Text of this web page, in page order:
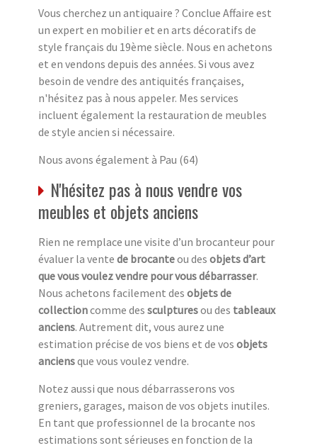
Vous cherchez un antiquaire ? Conclue Affaire est
un expert en mobilier et en arts décoratifs de
style français du 19ème siècle. Nous en achetons
et en vendons depuis des années. Si vous avez
besoin de vendre des antiquités françaises,
n'hésitez pas à nous appeler. Mes services
incluent également la restauration de meubles
de style ancien si nécessaire.
Nous avons également à Pau (64)
N'hésitez pas à nous vendre vos
meubles et objets anciens
Rien ne remplace une visite d’un brocanteur pour
évaluer la vente de brocanteou des objets d’art
que vous voulez vendre pour vous débarrasser.
Nous achetons facilement des objets de
collectioncomme des sculpturesou des tableaux
anciens. Autrement dit, vous aurez une
estimation précise de vos biens et de vos objets
anciensque vous voulez vendre.
Notez aussi que nous débarrasserons vos
greniers, garages, maison de vos objets inutiles.
En tant que professionnel de la brocante nos
estimations sont sérieuses en fonction de la